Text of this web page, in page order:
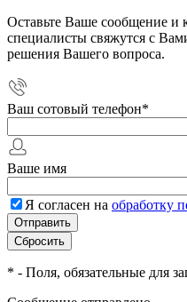
Оставьте Ваше сообщение и
специалисты свяжутся с
решения Вашего вопроса.
Ваш сотовый телефон*
Ваше имя
Я согласен на обработку
* - Поля, обязательные для